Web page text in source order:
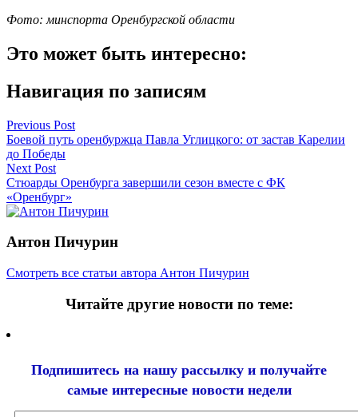
Фото: минспорта Оренбургской области
Это может быть интересно:
Навигация по записям
Previous Post
Боевой путь оренбуржца Павла Углицкого: от застав Карелии
до Победы
Next Post
Стюарды Оренбурга завершили сезон вместе с ФК
«Оренбург»
Антон Пичурин
Смотреть все статьи автора Антон Пичурин
Читайте другие новости по теме:
Подпишитесь на нашу рассылку и получайте
самые интересные новости недели